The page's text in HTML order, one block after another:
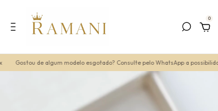
0
Gostou de algum modelo esgotado? Consulte pelo WhatsApp a